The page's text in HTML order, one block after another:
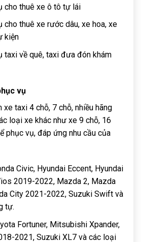
cho thuê xe ô tô tự lái
cho thuê xe rước dâu, xe hoa, xe
kiện
taxi về quê, taxi đưa đón khám
vụ
xe taxi 4 chỗ, 7 chỗ, nhiều hãng
loại xe khác như xe 9 chỗ, 16
phục vụ, đáp ứng nhu cầu của
Civic, Hyundai Eccent, Hyundai
2019-2022, Mazda 2, Mazda
City 2021-2022, Suzuki Swift và
tự.
Fortuner, Mitsubishi Xpander,
2021, Suzuki XL7 và các loại